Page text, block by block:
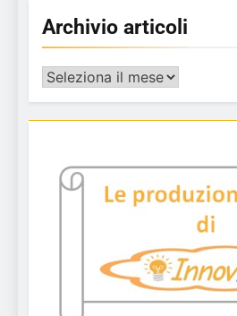
Archivio articoli
Archivio